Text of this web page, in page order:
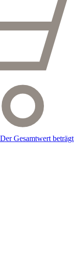
Gesamtwert beträgt